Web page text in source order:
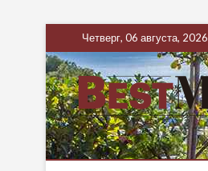
Четверг, 06 августа, 2026